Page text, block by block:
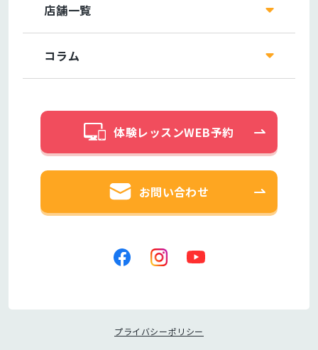
店舗一覧
コラム
体験レッスンWEB予約
お問い合わせ
プライバシーポリシー